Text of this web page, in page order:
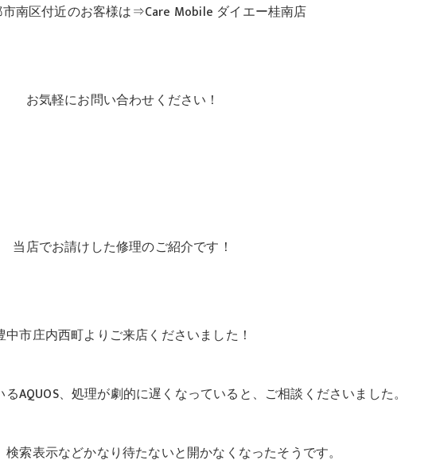
南区付近のお客様は⇒Care Mobile ダイエー桂南店
お気軽にお問い合わせください！
当店でお請けした修理のご紹介です！
中市庄内西町よりご来店くださいました！
AQUOS、処理が劇的に遅くなっていると、ご相談くださいました。
索表示などかなり待たないと開かなくなったそうです。